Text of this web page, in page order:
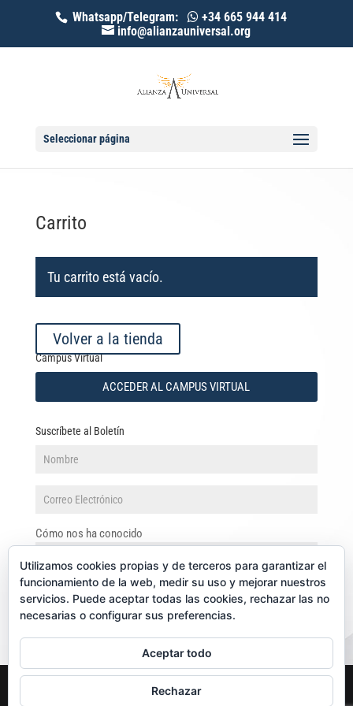
Whatsapp/Telegram:
+34 665 944 414
info@alianzauniversal.org
Seleccionar página
Carrito
Tu carrito está vacío.
Volver a la tienda
Campus Virtual
ACCEDER AL CAMPUS VIRTUAL
Suscríbete al Boletín
Cómo nos ha conocido
Aviso Legal y Política de Privacidad
Utilizamos cookies propias y de terceros para garantizar el
funcionamiento de la web, medir su uso y mejorar nuestros
servicios. Puede aceptar todas las cookies, rechazar las no
necesarias o configurar sus preferencias.
Aceptar todo
Rechazar